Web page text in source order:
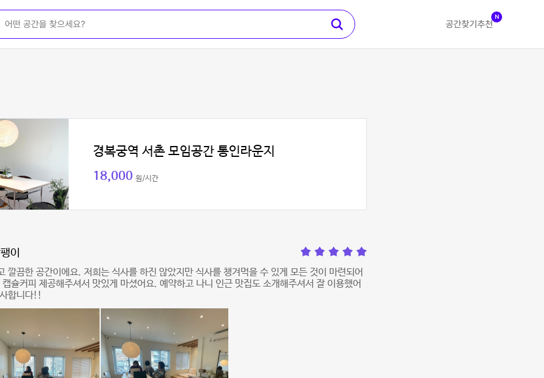
공간찾기 추천
N
경복궁역 서촌 모임공간 통인라운지
18,000 원/시간
이
깔끔한 공간이에요. 저희는 식사를 하진 않았지만 식사를 챙겨먹을 수 있게 모든 것이 마련되어
슐커피 제공해주셔서 맛있게 마셨어요. 예약하고 나니 인근 맛집도 소개해주셔서 잘 이용했어
합니다!!